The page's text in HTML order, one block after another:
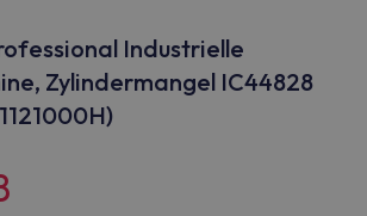
Industrielle
Zylindermangel IC44828